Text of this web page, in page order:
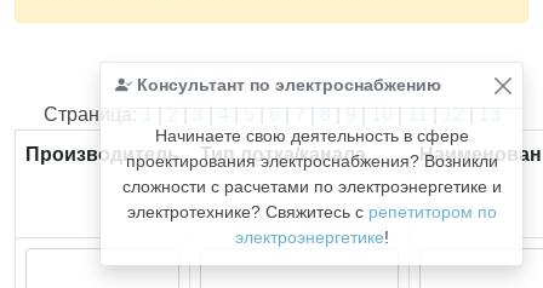
Консультант по электроснабжению
Начинаете свою деятельность в сфере
проектирования электроснабжения? Возникли
сложности с расчетами по электроэнергетике и
электротехнике? Свяжитесь с репетитором по
электроэнергетике!
Найдено366из366записей.
Страница: 1 | 2 | 3 | 4 | 5 | 6 | 7 | 8 | 9 | 10 | 11 | 12 | 13
Производитель
Тип лотка/канала